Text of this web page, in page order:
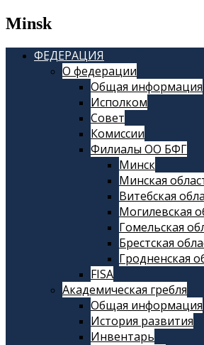
Minsk
ФЕДЕРАЦИЯ
О федерации
Общая информация
Исполком
Совет
Комиссии
Филиалы ОО БФГ
Минск
Минская
Витебская
Могилевская
Гомельская
Брестская
Гродненская
FISA
Академическая гребля
Общая информация
История развития
Инвентарь